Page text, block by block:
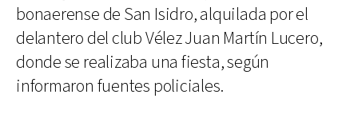
bonaerense de San Isidro, alquilada por el
delantero del club Vélez Juan Martín Lucero,
donde se realizaba una fiesta, según
informaron fuentes policiales.